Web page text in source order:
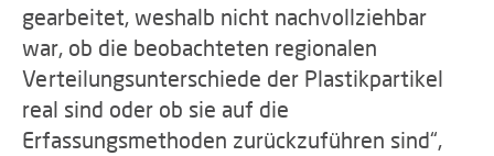
gearbeitet, weshalb nicht nachvollziehbar
war, ob die beobachteten regionalen
Verteilungsunterschiede der Plastikpartikel
real sind oder ob sie auf die
Erfassungsmethoden zurückzuführen sind“,